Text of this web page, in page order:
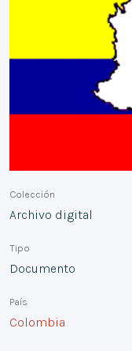
Colección
Archivo digital
Tipo
Documento
País
Colombia